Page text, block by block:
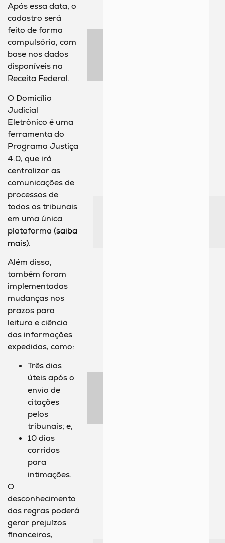
Após essa data, o
cadastro será
feito de forma
compulsória, com
base nos dados
disponíveis na
Receita Federal.
O Domicílio
Judicial
Eletrônico é uma
ferramenta do
Programa Justiça
4.0, que irá
centralizar as
comunicações de
processos de
todos os tribunais
em uma única
plataforma (saiba
mais).
Além disso,
também foram
implementadas
mudanças nos
prazos para
leitura e ciência
das informações
expedidas, como:
Três dias
úteis após o
envio de
citações
pelos
tribunais; e,
10 dias
corridos
para
intimações.
O
desconhecimento
das regras poderá
gerar prejuízos
financeiros,